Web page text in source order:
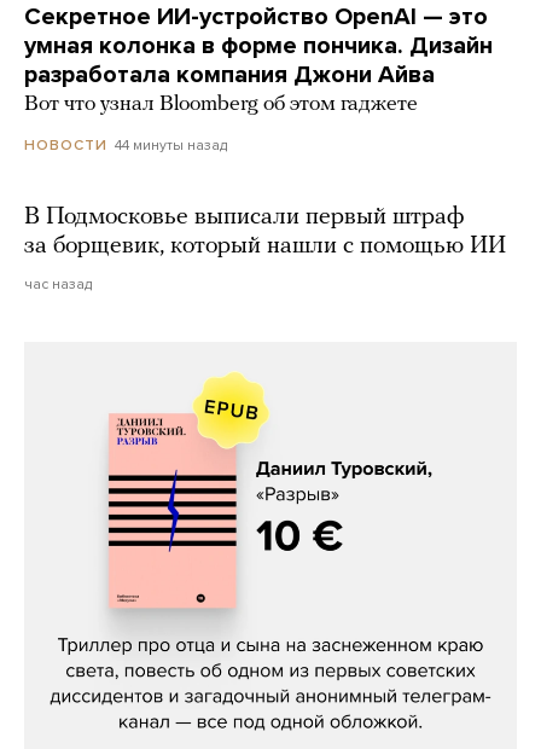
Секретное ИИ-устройство OpenAI — это
умная колонка в форме пончика. Дизайн
разработала компания Джони Айва
Вот что узнал Bloomberg об этом гаджете
НОВОСТИ 44 минуты назад
В Подмосковье выписали первый штраф
за борщевик, который нашли с помощью ИИ
час назад
Даниил Туровский, «Разрыв»